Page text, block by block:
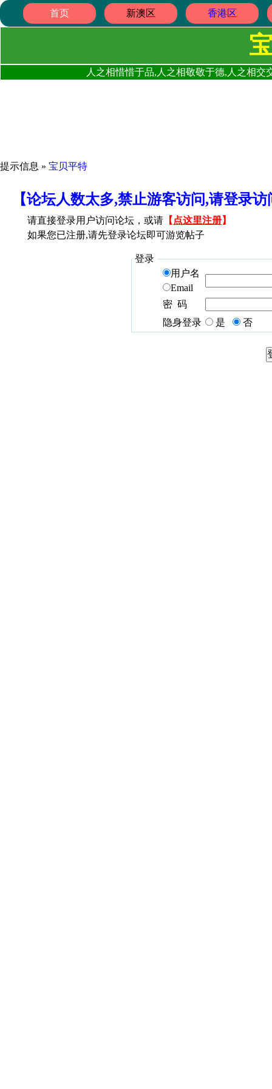
首页 新澳区 香港区
人之相惜惜于品,人之相敬敬于德,人之相
提示信息 » 宝贝平特
【论坛人数太多,禁止游客访问,请登录
请直接登录用户访问论坛，或请 【 点这里注册】
如果您已注册,请先登录论坛即可游览帖子
登录
用户名
Email
密 码
隐身登录
是 否